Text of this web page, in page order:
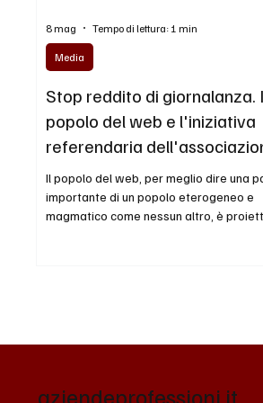
Stop reddito di giornalanza.
popolo del web e l'iniziativa
referendaria
Schierarsi
Il popolo del web, per meglio dire una
importante di un popolo eterogeneo e
magmatico come nessun altro, è
lanciata dall'associazione Schierarsi
Media
8 mag Tempo di lettura: 1 min
aziendeprofessioni .it